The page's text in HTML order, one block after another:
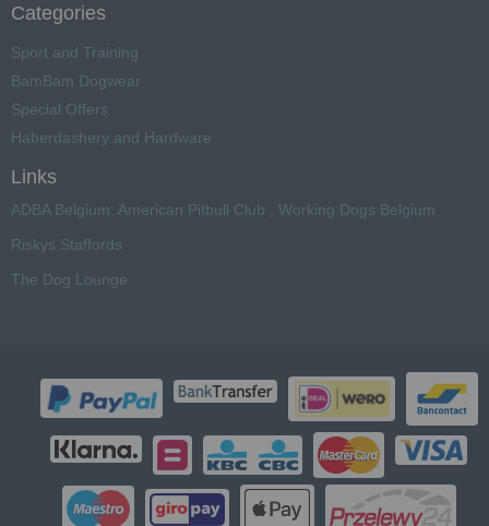
Categories
Sport and Training
BamBam Dogwear
Special Offers
Haberdashery and Hardware
Links
ADBA Belgium: American Pitbull Club , Working Dogs Belgium
Riskys Staffords
The Dog Lounge